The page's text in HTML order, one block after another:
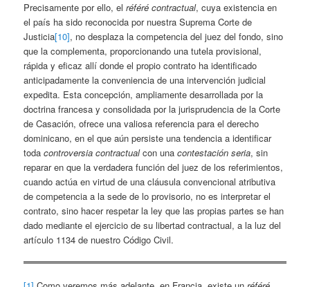
Precisamente por ello, elréféré contractual, cuya existencia en
el país ha sido reconocida por nuestra Suprema Corte de
Justicia[10], no desplaza la competencia del juez del fondo, sino
que la complementa, proporcionando una tutela provisional,
rápida y eficaz allí donde el propio contrato ha identificado
anticipadamente la conveniencia de una intervención judicial
expedita. Esta concepción, ampliamente desarrollada por la
doctrina francesa y consolidada por la jurisprudencia de la Corte
de Casación, ofrece una valiosa referencia para el derecho
dominicano, en el que aún persiste una tendencia a identificar
todacontroversia contractualcon unacontestación seria, sin
reparar en que la verdadera función del juez de los referimientos,
cuando actúa en virtud de una cláusula convencional atributiva
de competencia a la sede de lo provisorio, no es interpretar el
contrato, sino hacer respetar la ley que las propias partes se han
dado mediante el ejercicio de su libertad contractual, a la luz del
artículo 1134 de nuestro Código Civil.